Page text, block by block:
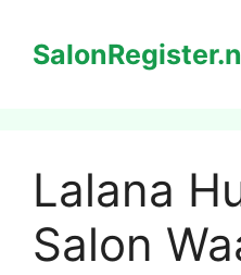
naar
Lalana
Salon